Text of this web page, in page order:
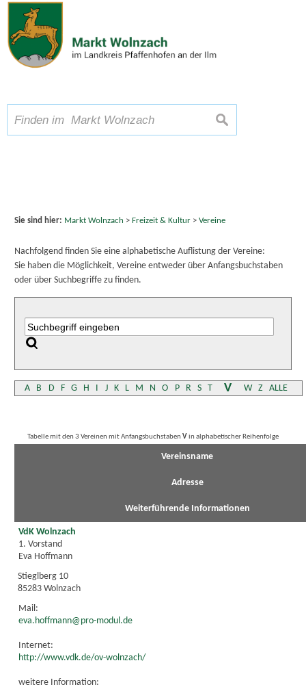
Zum Inhalt,zur Navigation
Schriftgröße A A A suchen
Sie sind hier: Markt Wolnzach > Freizeit & Kultur> Vereine
Nachfolgend finden Sie eine alphabetische Auflistung der Vereine:
Sie haben die Möglichkeit, Vereine entweder über Anfangsbuchstaben
oder über Suchbegriffe zu finden.
A B D F G H I J K L M N O P R S T V W Z ALLE
Tabelle mit den 3 Vereinen mit Anfangsbuchstaben V in alphabetischer Reihenfolge
Vereinsname
Adresse
Weiterführende Informationen
VdK Wolnzach
1. Vorstand
Eva Hoffmann
Stieglberg 10
85283 Wolnzach
Mail:
eva.hoffmann@pro-modul.de
Internet:
http://www.vdk.de/ov-wolnzach/
weitere Information: